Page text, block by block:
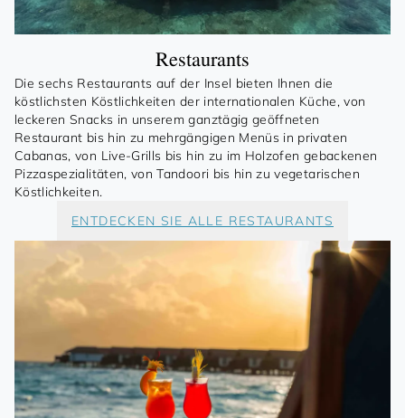
Restaurants
Die sechs Restaurants auf der Insel bieten Ihnen die
köstlichsten Köstlichkeiten der internationalen Küche, von
leckeren Snacks in unserem ganztägig geöffneten
Restaurant bis hin zu mehrgängigen Menüs in privaten
Cabanas, von Live-Grills bis hin zu im Holzofen gebackenen
Pizzaspezialitäten, von Tandoori bis hin zu vegetarischen
Köstlichkeiten.
ENTDECKEN SIE ALLE RESTAURANTS